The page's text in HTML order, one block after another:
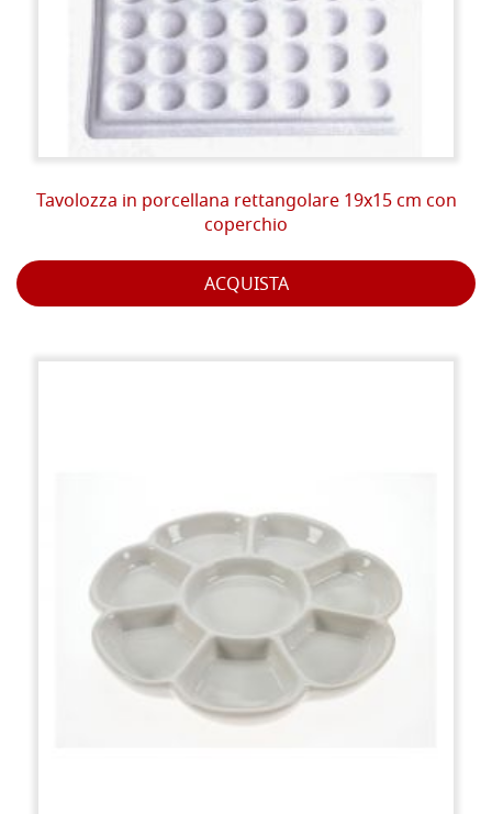
Tavolozza in porcellana rettangolare 19x15 cm con
coperchio
ACQUISTA